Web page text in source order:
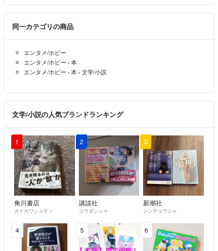
同一カテゴリの商品
エンタメ/ホビー
エンタメ/ホビー › 本
エンタメ/ホビー › 本 › 文学/小説
文学/小説の人気ブランドランキング
1
角川書店
カドカワショテン
2
講談社
コウダンシャ
3
新潮社
シンチョウシャ
4 5 6